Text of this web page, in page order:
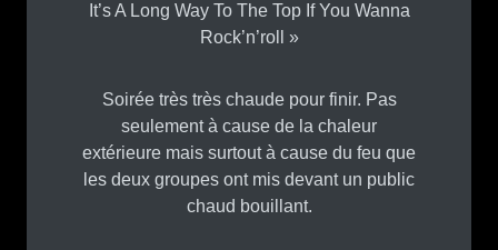
It’s A Long Way To The Top If You Wanna
Rock’n’roll »
Soirée très très chaude pour finir. Pas
seulement à cause de la chaleur
extérieure mais surtout à cause du feu que
les deux groupes ont mis devant un public
chaud bouillant.